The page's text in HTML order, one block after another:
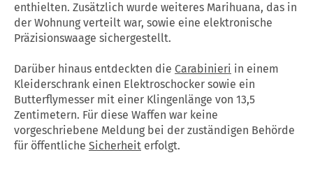
enthielten. Zusätzlich wurde weiteres Marihuana, das in
der Wohnung verteilt war, sowie eine elektronische
Präzisionswaage sichergestellt.
Darüber hinaus entdeckten die Carabinieri in einem
Kleiderschrank einen Elektroschocker sowie ein
Butterflymesser mit einer Klingenlänge von 13,5
Zentimetern. Für diese Waffen war keine
vorgeschriebene Meldung bei der zuständigen Behörde
für öffentliche Sicherheit erfolgt.